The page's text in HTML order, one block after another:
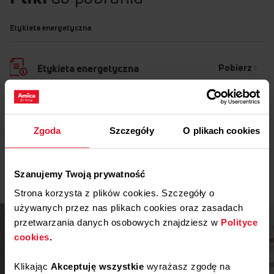
Zgoda Szczegóły O plikach cookies
Szanujemy Twoją prywatność
Strona korzysta z plików cookies. Szczegóły o
używanych przez nas plikach cookies oraz zasadach
przetwarzania danych osobowych znajdziesz w Polityce
cookies.
Klikając Akceptuję wszystkie wyrażasz zgodę na
Etykieta energetyczna
Etykieta energetyczna Pobierz
Karta produktu
Karta produktu
Instrukcja użytkownika
Ostrzeżenia i informacje dotyczące
Pokaż więcej